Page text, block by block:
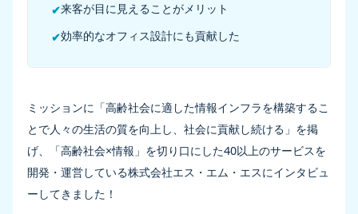
✔来客が目に見えることがメリット
✔効率的なオフィス設計にも貢献した
ミッションに「高齢社会に適した情報インフラを構築するこ
とで人々の生活の質を向上し、社会に貢献し続ける」を掲
げ、「高齢社会×情報」を切り口にした40以上のサービスを
開発・運営している株式会社エス・エム・エスにインタビュ
ーしてきました！